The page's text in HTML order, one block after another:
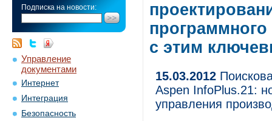
Подписка на новости:
Управление
документами
Интернет
Интеграция
Безопасность
с этим
15.03.2012
Aspen InfoPlus.21:
управления